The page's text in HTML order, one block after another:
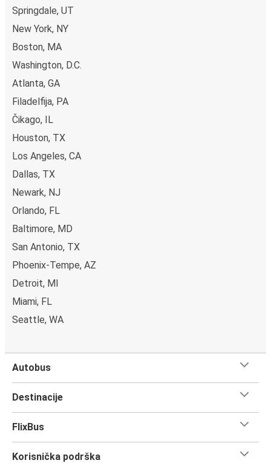
Springdale, UT
New York, NY
Boston, MA
Washington, D.C.
Atlanta, GA
Filadelfija, PA
Čikago, IL
Houston, TX
Los Angeles, CA
Dallas, TX
Newark, NJ
Orlando, FL
Baltimore, MD
San Antonio, TX
Phoenix-Tempe, AZ
Detroit, MI
Miami, FL
Seattle, WA
Autobus
Destinacije
FlixBus
Korisnička podrška